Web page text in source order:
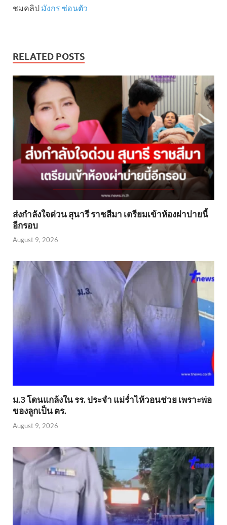
ชมคลิป มังกร ซ่อนตัว
RELATED POSTS
ส่งกำลังใจด่วน สุนารี ราชสีมา เตรียมเข้าห้องผ่าบ่ายนี้
อีกรอบ
August 9, 2026
ม.3 โดนแกล้งใน รร. ประจำ แม่ร่ำไห้วอนช่วย เพราะพ่อ
ของลูกเป็น ตร.
August 9, 2026